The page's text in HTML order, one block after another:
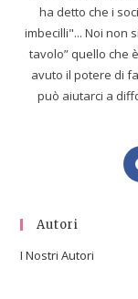
ha detto che i
imbecilli"... Noi non
tavolo” quello che
avuto il potere di
può aiutarci a
Autori
I Nostri Autori